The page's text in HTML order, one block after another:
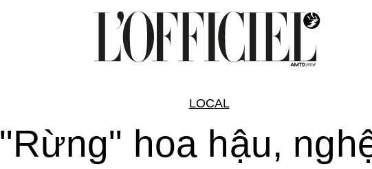
LOCAL
"Rừng" hoa hậu,